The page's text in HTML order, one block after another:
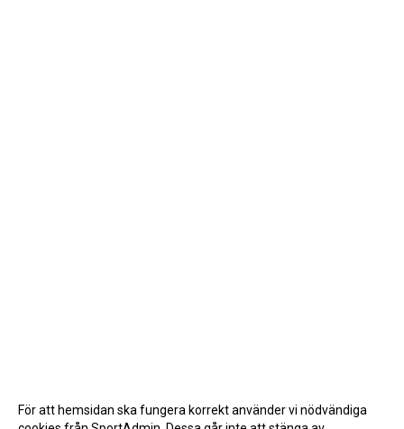
För att hemsidan ska fungera korrekt använder vi nödvändiga